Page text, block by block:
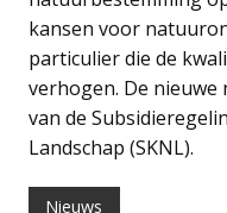
kansen voor
particulier die de
verhogen. De
van de
Landschap (SKNL).
Nieuws